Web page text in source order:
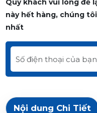
Quý khách vui lòng để
này hết hàng, chúng
nhất
Nội dung Chi Tiết